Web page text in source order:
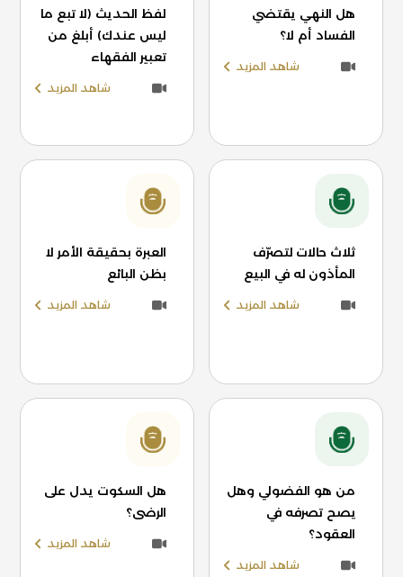
هل النهي يقتضي
الفساد أم لا؟
شاهد المزيد
لفظ الحديث (لا تبع ما
ليس عندك) أبلغ من
تعبير الفقهاء
شاهد المزيد
ثلاث حالات لتصرّف
المأذون له في البيع
شاهد المزيد
العبرة بحقيقة الأمر لا
بظن البائع
شاهد المزيد
من هو الفضولي وهل
يصح تصرفه في
العقود؟
شاهد المزيد
هل السكوت يدل على
الرضى؟
شاهد المزيد